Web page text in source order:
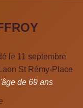
le 11 septembre
St Rémy-Place
de 69 ans